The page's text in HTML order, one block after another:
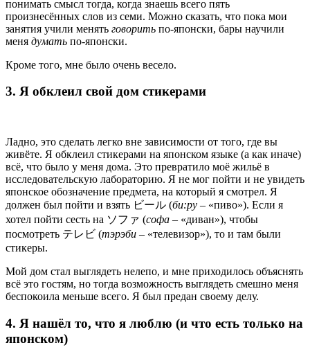
понимать смысл тогда, когда знаешь всего пять
произнесённых слов из семи. Можно сказать, что пока мои
занятия учили менять говорить по-японски, бары научили
меня думать по-японски.
Кроме того, мне было очень весело.
3. Я обклеил свой дом стикерами
Ладно, это сделать легко вне зависимости от того, где вы
живёте. Я обклеил стикерами на японском языке (а как иначе)
всё, что было у меня дома. Это превратило моё жильё в
исследовательскую лабораторию. Я не мог пойти и не увидеть
японское обозначение предмета, на который я смотрел. Я
должен был пойти и взять ビール (би:ру – «пиво»). Если я
хотел пойти сесть на ソファ (софа – «диван»), чтобы
посмотреть テレビ (тэрэби – «телевизор»), то и там были
стикеры.
Мой дом стал выглядеть нелепо, и мне приходилось объяснять
всё это гостям, но тогда возможность выглядеть смешно меня
беспокоила меньше всего. Я был предан своему делу.
4. Я нашёл то, что я люблю (и что есть только на
японском)